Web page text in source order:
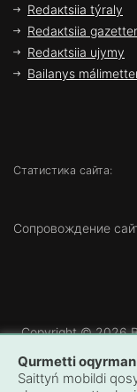
Rеdакtsiia týrаly
Rеdакtsiia
Rеdакtsiia ujymy
Bаilаnys
Статистика сайта:
Сопровождение
Copyright ©2026
Qurmеttі оqyrmаn
Sаittyń mоbildі